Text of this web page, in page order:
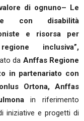
di ognuno– Le
con disabilità
e risorsa per
inclusiva”,
da Anffas Regione
in partenariato con
Ortona, Anffas
in riferimento
iniziative e progetti di